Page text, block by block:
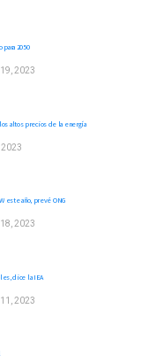
2050
19, 2023
altos precios de la energía
2023
este año, prevé ONG
18, 2023
dice la IEA
11, 2023